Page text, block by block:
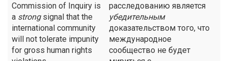
Commission of Inquiry is
a strongsignal that the
international community
will not tolerate impunity
for gross human rights
расследованию является
убедительным
доказательством того, что
международное
сообщество не будет